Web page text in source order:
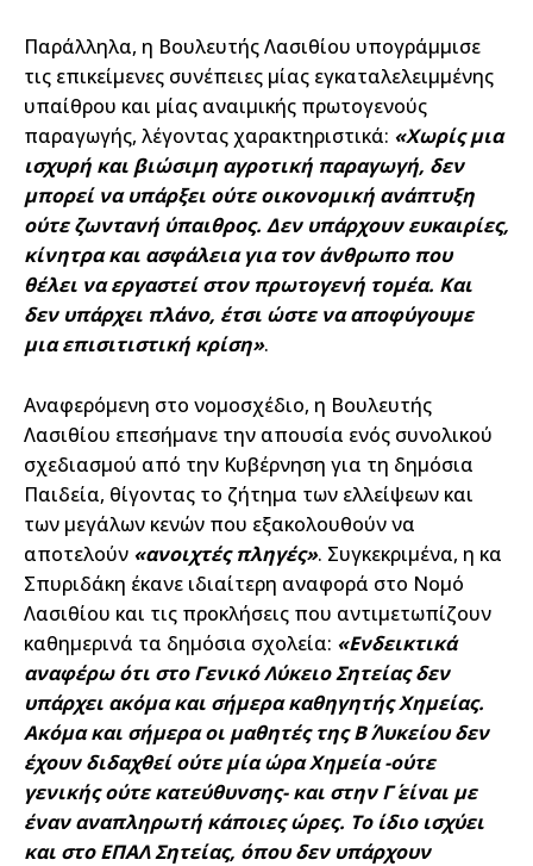
Παράλληλα, η Βουλευτής Λασιθίου υπογράμμισε
τις επικείμενες συνέπειες μίας εγκαταλελειμμένης
υπαίθρου και μίας αναιμικής πρωτογενούς
παραγωγής, λέγοντας χαρακτηριστικά: «Χωρίς μια
ισχυρή και βιώσιμη αγροτική παραγωγή, δεν
μπορεί να υπάρξει ούτε οικονομική ανάπτυξη
ούτε ζωντανή ύπαιθρος. Δεν υπάρχουν ευκαιρίες,
κίνητρα και ασφάλεια για τον άνθρωπο που
θέλει να εργαστεί στον πρωτογενή τομέα. Και
δεν υπάρχει πλάνο, έτσι ώστε να αποφύγουμε
μια επισιτιστική κρίση».
Αναφερόμενη στο νομοσχέδιο, η Βουλευτής
Λασιθίου επεσήμανε την απουσία ενός συνολικού
σχεδιασμού από την Κυβέρνηση για τη δημόσια
Παιδεία, θίγοντας το ζήτημα των ελλείψεων και
των μεγάλων κενών που εξακολουθούν να
αποτελούν «ανοιχτές πληγές». Συγκεκριμένα, η κα
Σπυριδάκη έκανε ιδιαίτερη αναφορά στο Νομό
Λασιθίου και τις προκλήσεις που αντιμετωπίζουν
καθημερινά τα δημόσια σχολεία: «Ενδεικτικά
αναφέρω ότι στο Γενικό Λύκειο Σητείας δεν
υπάρχει ακόμα και σήμερα καθηγητής Χημείας.
Ακόμα και σήμερα οι μαθητές της Β΄ Λυκείου δεν
έχουν διδαχθεί ούτε μία ώρα Χημεία -ούτε
γενικής ούτε κατεύθυνσης- και στην Γ΄ είναι με
έναν αναπληρωτή κάποιες ώρες. Το ίδιο ισχύει
και στο ΕΠΑΛ Σητείας, όπου δεν υπάρχουν